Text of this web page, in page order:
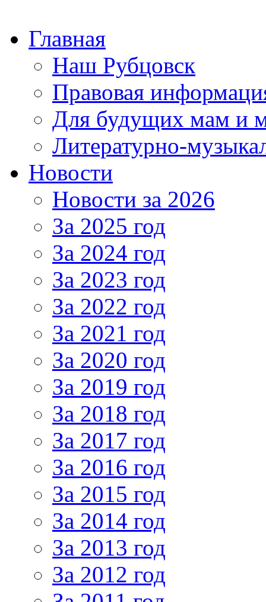
Главная
Наш Рубцовск
Правовая
Для будущих мам и
Литературно-
Новости
Новости за 2026
За 2025 год
За 2024 год
За 2023 год
За 2022 год
За 2021 год
За 2020 год
За 2019 год
За 2018 год
За 2017 год
За 2016 год
За 2015 год
За 2014 год
За 2013 год
За 2012 год